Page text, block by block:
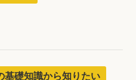
基礎知識から知りたい